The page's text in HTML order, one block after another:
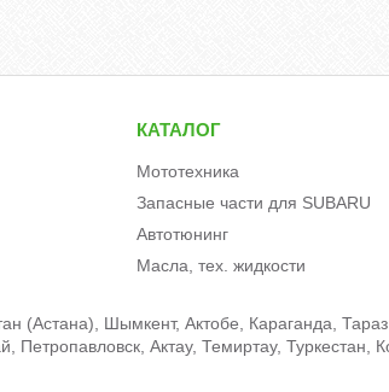
КАТАЛОГ
Мототехника
Запасные части для SUBARU
Автотюнинг
Масла, тех. жидкости
(Астана), Шымкент, Актобе, Караганда,
Актау, Темиртау, Туркестан,